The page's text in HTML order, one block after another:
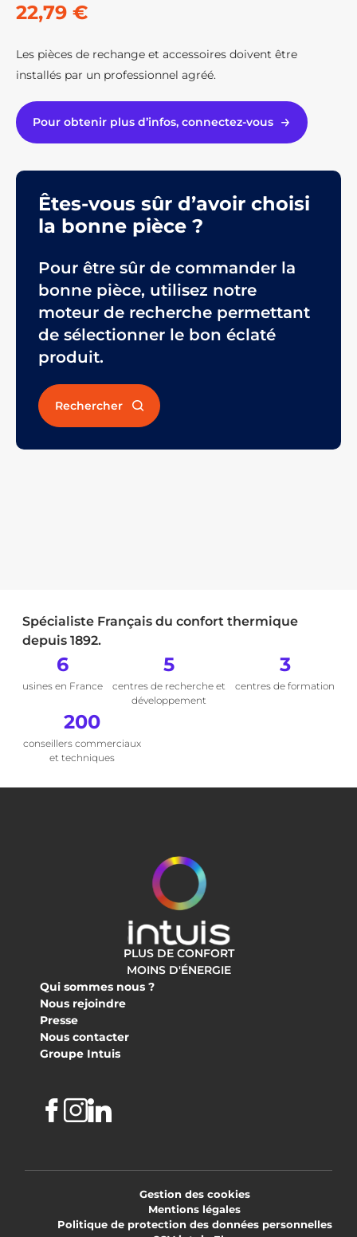
22,79 €
Les pièces de rechange et accessoires doivent être
installés par un professionnel agréé.
Pour obtenir plus d’infos, connectez-vous
Êtes-vous sûr d’avoir choisi
la bonne pièce ?
Pour être sûr de commander la
bonne pièce, utilisez notre
moteur de recherche permettant
de sélectionner le bon éclaté
produit.
Rechercher
Spécialiste Français du confort thermique
depuis 1892.
6
usines en France
5
centres de recherche et
développement
3
centres de formation
200
conseillers commerciaux
et techniques
PLUS DE CONFORT
MOINS D'ÉNERGIE
Qui sommes nous ?
Nous rejoindre
Presse
Nous contacter
Groupe Intuis
Facebook
Instagram
Linkedin
Gestion des cookies
Mentions légales
Politique de protection des données personnelles